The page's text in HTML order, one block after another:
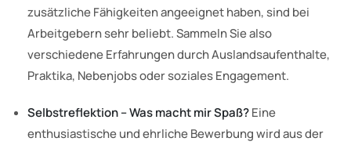
zusätzliche Fähigkeiten angeeignet haben, sind bei
Arbeitgebern sehr beliebt. Sammeln Sie also
verschiedene Erfahrungen durch Auslandsaufenthalte,
Praktika, Nebenjobs oder soziales Engagement.
Selbstreflektion – Was macht mir Spaß?Eine
enthusiastische und ehrliche Bewerbung wird aus der